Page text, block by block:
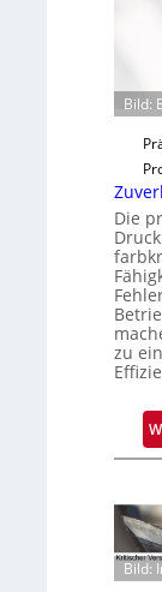
Bild:
Die
zu
Bild: